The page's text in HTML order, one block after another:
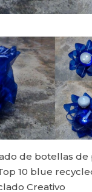
de botellas de
10 blue
Creativo